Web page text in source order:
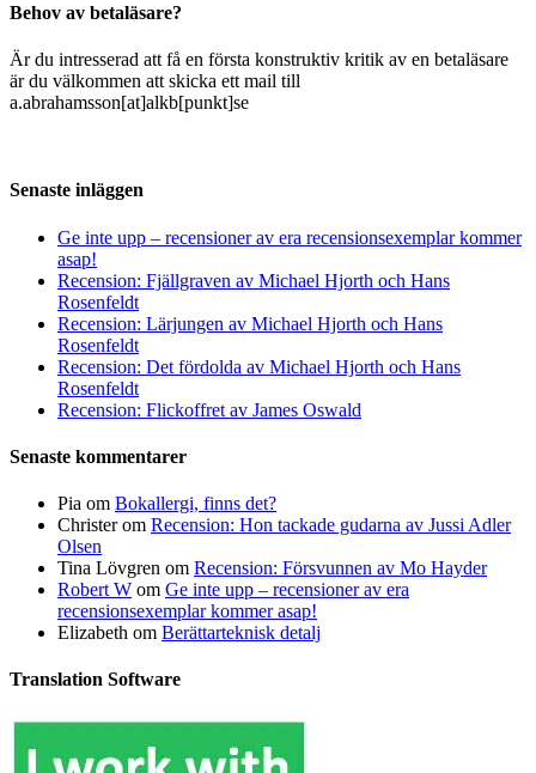
Behov av betaläsare?
Är du intresserad att få en första konstruktiv kritik av en betaläsare
är du välkommen att skicka ett mail till
a.abrahamsson[at]alkb[punkt]se
Senaste inläggen
Ge inte upp – recensioner av era recensionsexemplar kommer
asap!
Recension: Fjällgraven av Michael Hjorth och Hans
Rosenfeldt
Recension: Lärjungen av Michael Hjorth och Hans
Rosenfeldt
Recension: Det fördolda av Michael Hjorth och Hans
Rosenfeldt
Recension: Flickoffret av James Oswald
Senaste kommentarer
Pia om Bokallergi, finns det?
Christerom Recension: Hon tackade gudarna av Jussi Adler
Olsen
Tina Lövgren om Recension: Försvunnen av Mo Hayder
Robert W om Ge inte upp – recensioner av era
recensionsexemplar kommer asap!
Elizabeth om Berättarteknisk detalj
Translation Software